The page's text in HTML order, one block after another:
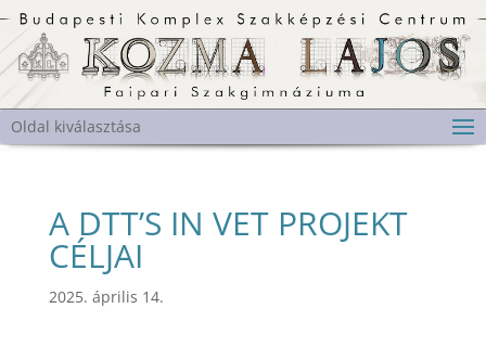
Oldal kiválasztása
A DTT’S IN VET PROJEKT
CÉLJAI
2025. április 14.